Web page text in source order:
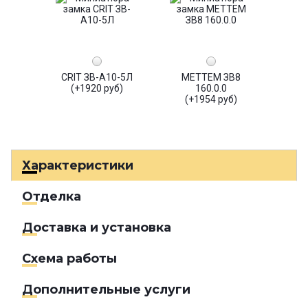
CRIT ЗВ-А10-5Л
(+1920 руб)
МЕТТЕМ ЗВ8
160.0.0
(+1954 руб)
Характеристики
Отделка
Доставка и установка
Схема работы
Дополнительные услуги